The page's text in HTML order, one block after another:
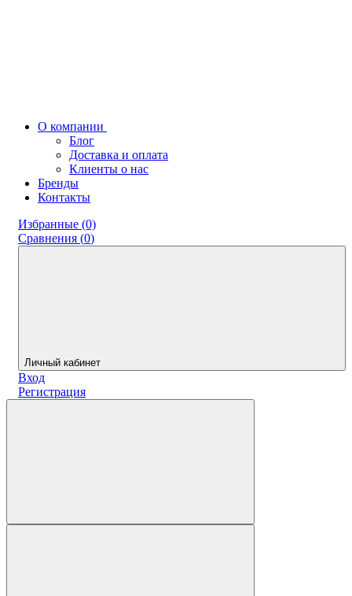
О компании
Блог
Доставка и оплата
Клиенты о нас
Бренды
Контакты
Избранные (0)
Сравнения (0)
Личный кабинет
Вход
Регистрация